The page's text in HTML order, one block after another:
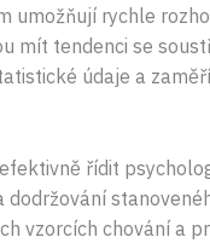
umožňují rychle
mít tendenci se
údaje a
řídit
vzorcích chování a